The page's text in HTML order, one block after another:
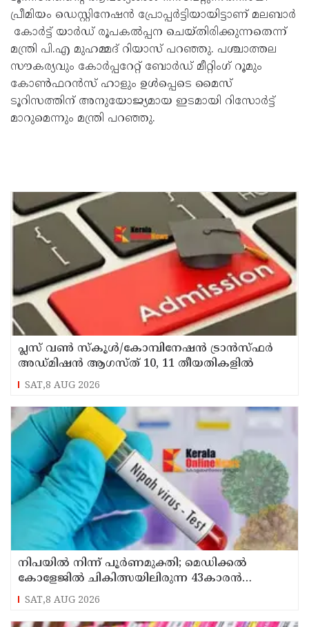
പ്രീമിയം ഡെസ്റ്റിനേഷൻ പ്രോപ്പർട്ടിയായിട്ടാണ് മലബാർ
കോർട്ട് യാർഡ് രൂപകൽപ്പന ചെയ്തിരിക്കുന്നതെന്ന്
മന്ത്രി പി.എ മുഹമ്മദ് റിയാസ് പറഞ്ഞു. പശ്ചാത്തല
സൗകര്യവും കോർപ്പറേറ്റ് ബോർഡ് മീറ്റിംഗ് റൂമും
കോൺഫറൻസ് ഹാളും ഉൾപ്പെടെ മൈസ്
ടൂറിസത്തിന് അനുയോജ്യമായ ഇടമായി റിസോർട്ട്
മാറുമെന്നും മന്ത്രി പറഞ്ഞു.
പ്ലസ് വൺ സ്‌കൂൾ/കോമ്പിനേഷൻ ട്രാൻസ്ഫർ
അഡ്മിഷൻ ആഗസ്ത് 10, 11 തീയതികളിൽ
SAT,8 AUG 2026
നിപയിൽ നിന്ന് പൂർണമുക്തി; മെഡിക്കൽ
കോളേജിൽ ചികിത്സയിലിരുന്ന 43കാരൻ
വീട്ടിലേക്ക് മടങ്ങി
SAT,8 AUG 2026